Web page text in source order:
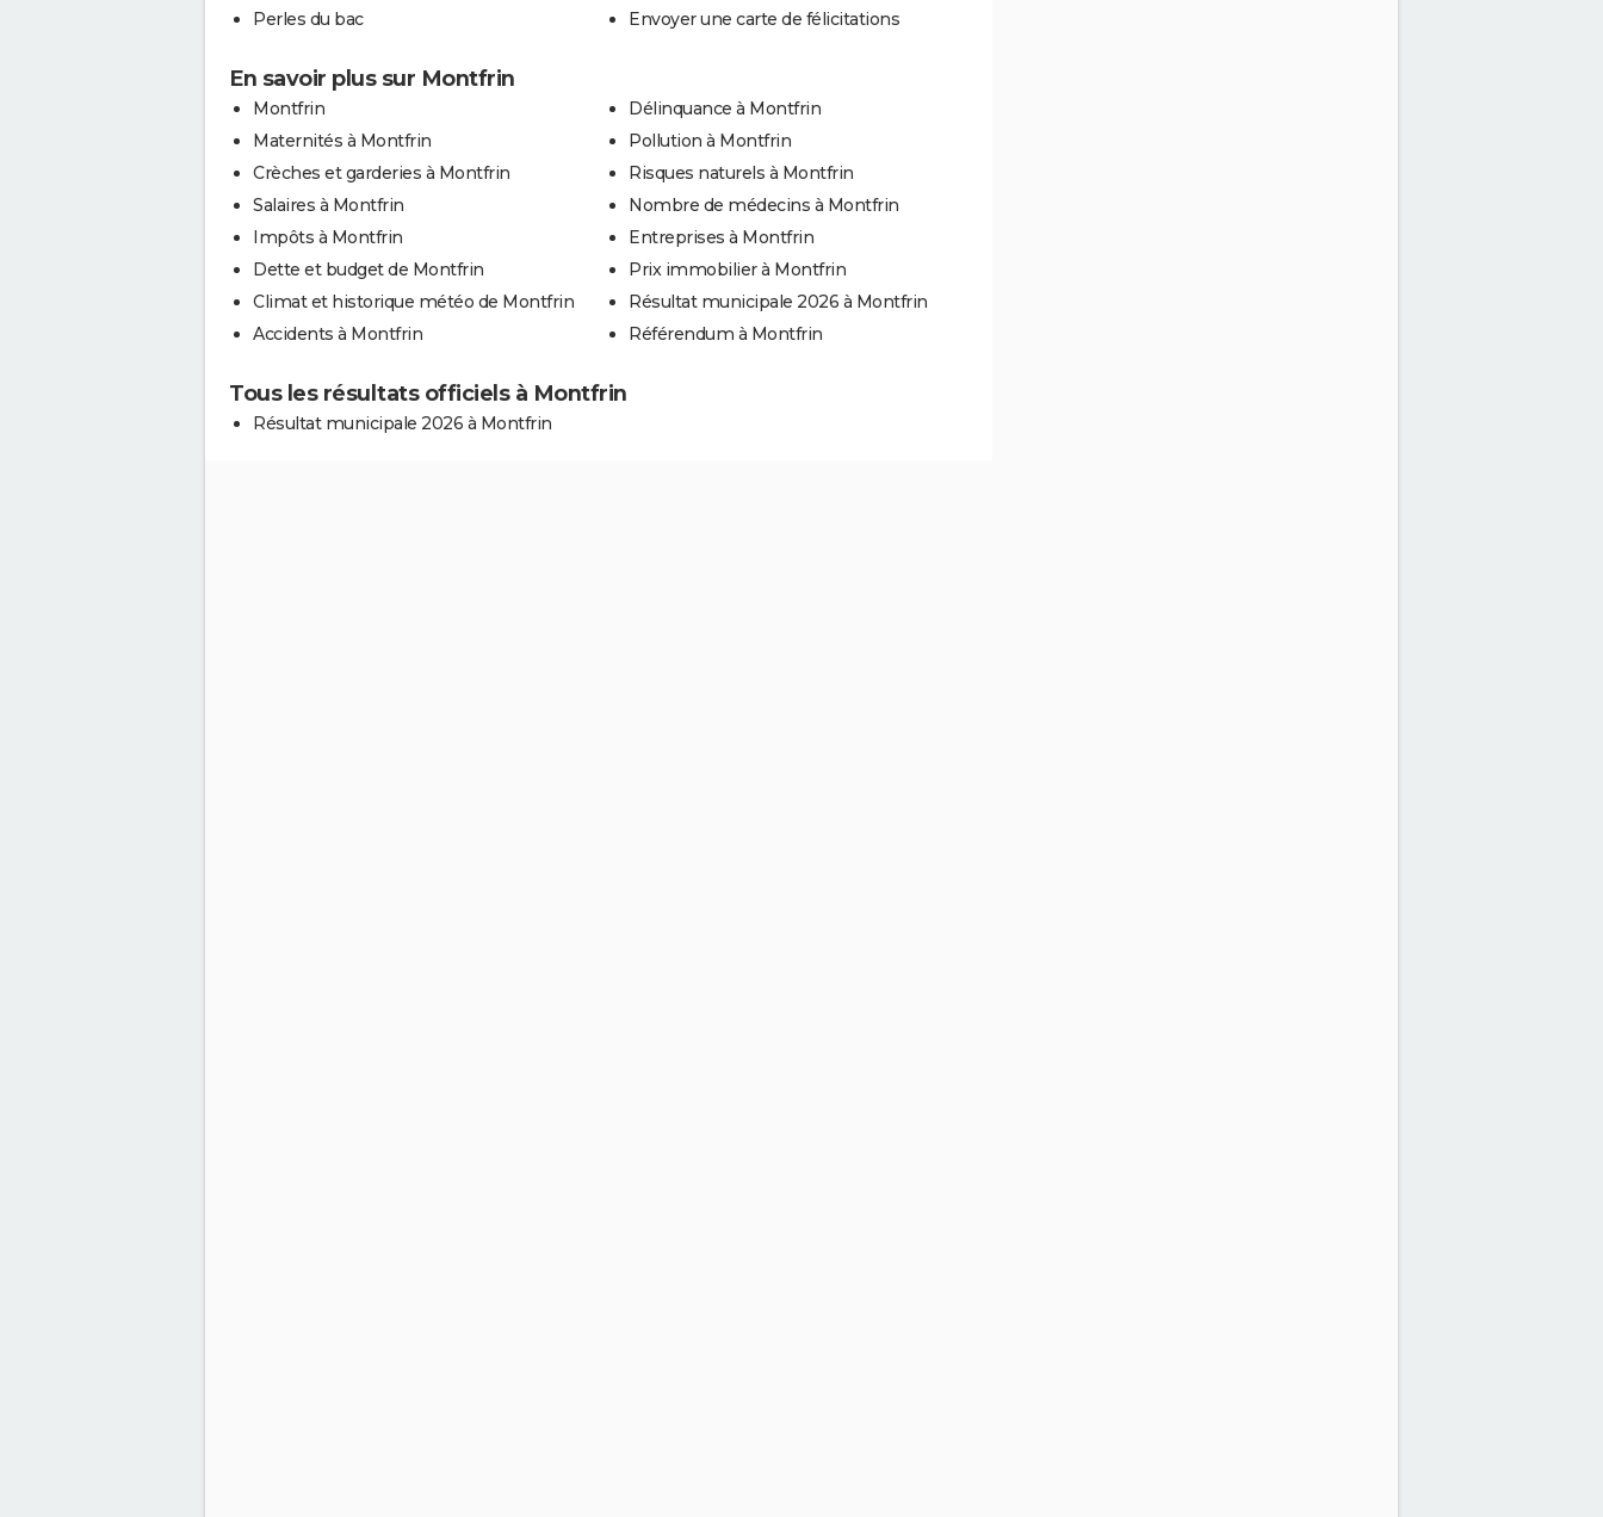
Perles du bac
Envoyer une carte de félicitations
En savoir plus sur Montfrin
Montfrin
Maternités à Montfrin
Crèches et garderies à Montfrin
Salaires à Montfrin
Impôts à Montfrin
Dette et budget de Montfrin
Climat et historique météo de Montfrin
Accidents à Montfrin
Délinquance à Montfrin
Pollution à Montfrin
Risques naturels à Montfrin
Nombre de médecins à Montfrin
Entreprises à Montfrin
Prix immobilier à Montfrin
Résultat municipale 2026 à Montfrin
Référendum à Montfrin
Tous les résultats officiels à Montfrin
Résultat municipale 2026 à Montfrin